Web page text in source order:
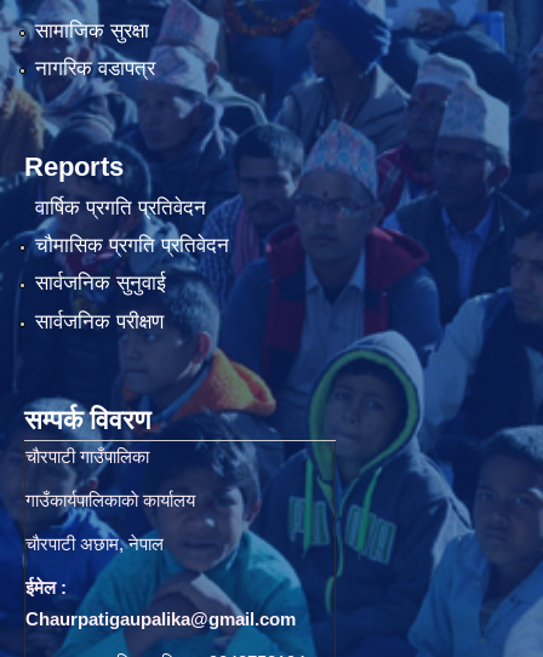
सामाजिक सुरक्षा
नागरिक वडापत्र
Reports
वार्षिक प्रगति प्रतिवेदन
चौमासिक प्रगति प्रतिवेदन
सार्वजनिक सुनुवाई
सार्वजनिक परीक्षण
सम्पर्क विवरण
चाैरपाटी गाउँपालिका
गाउँकार्यपालिकाकाे कार्यालय
चाैरपाटी अछाम, नेपाल
ईमेल :
Chaurpatigaupalika@gmail.com